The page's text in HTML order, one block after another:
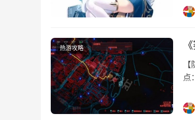
时
击
热游攻略
点